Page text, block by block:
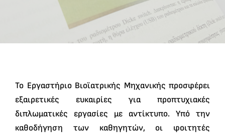
Το Εργαστήριο Βιοϊατρικής Μηχανικής προσφέρει
εξαιρετικές ευκαιρίες για προπτυχιακές
διπλωματικές εργασίες με αντίκτυπο. Υπό την
καθοδήγηση των καθηγητών, οι φοιτητές